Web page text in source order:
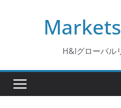
H&Iグローバル